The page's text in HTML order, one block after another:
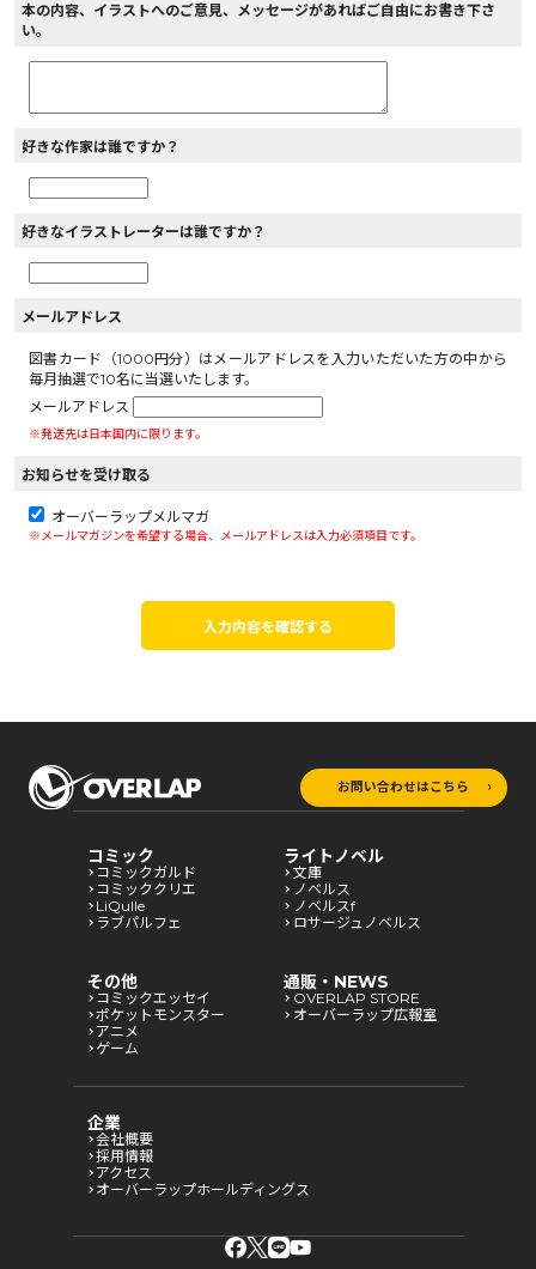
本の内容、イラストへのご意見、メッセージがあればご自由にお書き下さ
い。
好きな作家は誰ですか？
好きなイラストレーターは誰ですか？
メールアドレス
図書カード（1000円分）はメールアドレスを入力いただいた方の中から
毎月抽選で10名に当選いたします。
メールアドレス
※発送先は日本国内に限ります。
お知らせを受け取る
オーバーラップメルマガ
※メールマガジンを希望する場合、メールアドレスは入力必須項目です。
入力内容を確認する
お問い合わせはこちら
コミック
コミックガルド
コミッククリエ
LiQulle
ラブパルフェ
ライトノベル
文庫
ノベルス
ノベルスf
ロサージュノベルス
その他
コミックエッセイ
ポケットモンスター
アニメ
ゲーム
通販・NEWS
OVERLAP STORE
オーバーラップ広報室
企業
会社概要
採用情報
アクセス
オーバーラップホールディングス